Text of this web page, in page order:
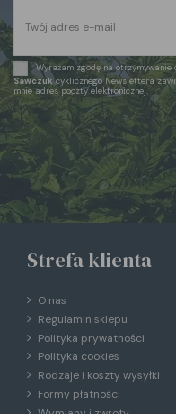
Wyrażam zgodę na otrzymywanie
Sawczuk cyklicznego Newslettera
mnie adres poczty elektronicznej.
Strefa klienta
O nas
Regulamin sklepu
Polityka prywatności
Polityka cookies
Rodzaje i koszty wysyłki
Formy płatności